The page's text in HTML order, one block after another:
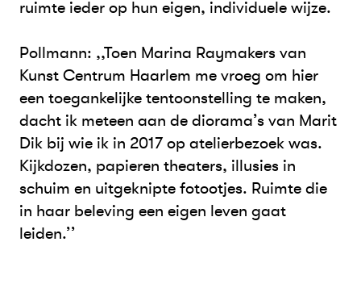
ruimte ieder op hun eigen, individuele wijze.
Pollmann: ,,Toen Marina Raymakers van
Kunst Centrum Haarlem me vroeg om hier
een toegankelijke tentoonstelling te maken,
dacht ik meteen aan de diorama’s van Marit
Dik bij wie ik in 2017 op atelierbezoek was.
Kijkdozen, papieren theaters, illusies in
schuim en uitgeknipte fotootjes. Ruimte die
in haar beleving een eigen leven gaat
leiden.’’